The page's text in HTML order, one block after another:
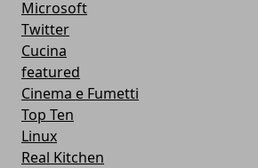
Microsoft
Twitter
Cucina
featured
Cinema e Fumetti
Top Ten
Linux
Real Kitchen